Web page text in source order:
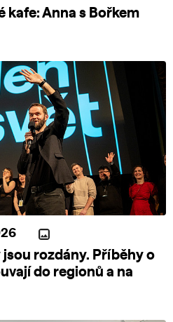
kafe: Anna s Bořkem
rozdány. Příběhy o
do regionů a na